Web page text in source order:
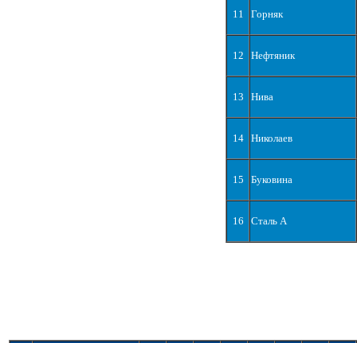
11 Горняк
12 Нефтяник
13 Нива
14 Николаев
15 Буковина
16 Сталь А